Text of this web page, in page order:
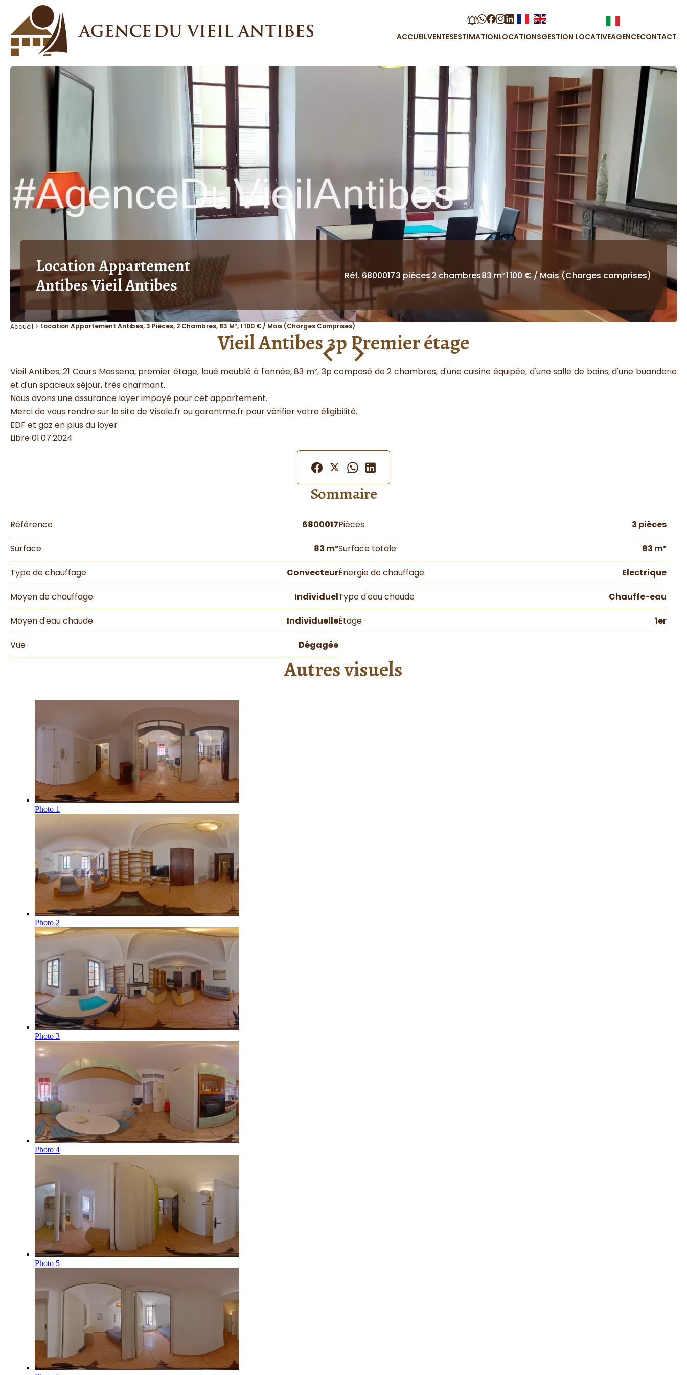
ACCUEILVENTESESTIMATIONLOCATIONSGESTION LOCATIVEAGENCECONTACT
Location Appartement
Antibes Vieil Antibes
Réf. 68000173 pièces2 chambres83 m²1 100 € / Mois (Charges comprises)
Accueil Location Appartement Antibes, 3 Pièces, 2 Chambres, 83 M², 1 100 € / Mois (Charges Comprises)
Vieil Antibes 3p Premier étage
Vieil Antibes, 21 Cours Massena, premier étage, loué meublé à l'année, 83 m², 3p composé de 2 chambres, d'une cuisine équipée, d'une salle de bains, d'une buanderie
et d'un spacieux séjour, très charmant.
Nous avons une assurance loyer impayé pour cet appartement.
Merci de vous rendre sur le site de Visale.fr ou garantme.fr pour vérifier votre éligibilité.
EDF et gaz en plus du loyer
Libre 01.07.2024
Sommaire
Référence 6800017Pièces 3 pièces
Surface 83 m²Surface totale 83 m²
Type de chauffage ConvecteurÉnergie de chauffage Electrique
Moyen de chauffage IndividuelType d'eau chaude Chauffe-eau
Moyen d'eau chaude IndividuelleÉtage 1er
Vue Dégagée
Autres visuels